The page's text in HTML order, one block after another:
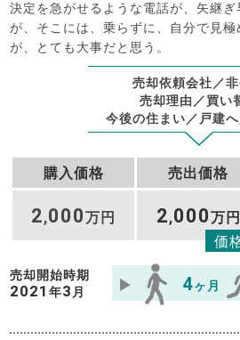
決定を急がせるような電話が、矢継ぎ
が、そこには、乗らずに、自分で見極
が、とても大事だと思う。
売却依頼会社／非
売却理由／買い
今後の住まい／戸建へ
購入価格 売出価格
2,000万円 2,000万円
価
売却開始時期
2021年3 月 4ヶ月